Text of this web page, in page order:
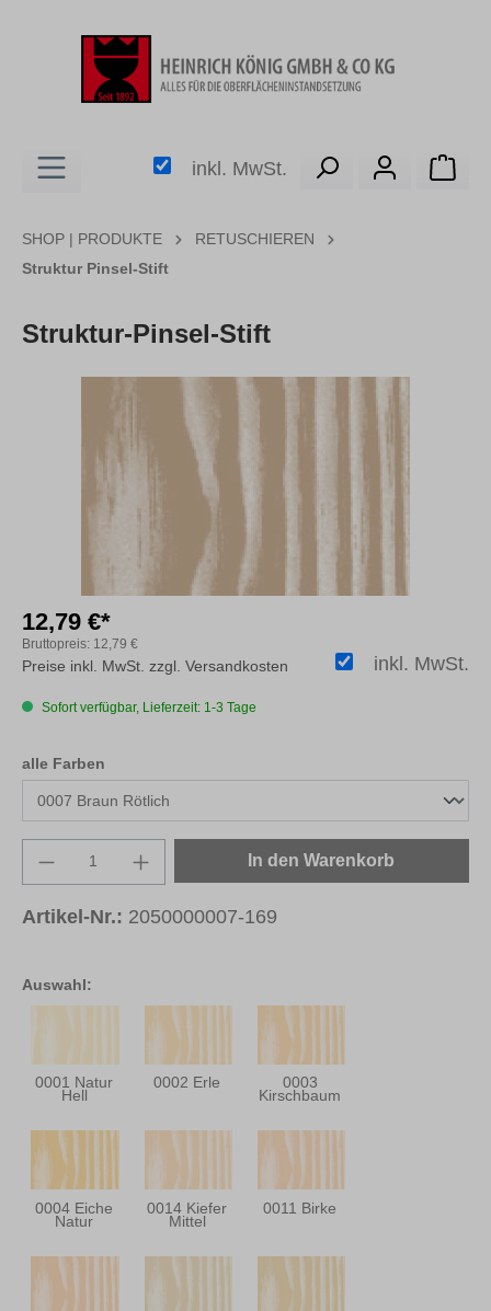
inkl. MwSt.
SHOP | PRODUKTE
RETUSCHIEREN
Struktur Pinsel-Stift
Struktur-Pinsel-Stift
Bildergalerie überspringen
Auswahl:
0001 Natur
Hell
0002 Erle 0003
Kirschbaum
0004 Eiche
Natur
0014 Kiefer
Mittel
0011 Birke
12,79 €*
Bruttopreis: 12,79 €
inkl. MwSt.
Preise inkl. MwSt. zzgl. Versandkosten
Sofort verfügbar, Lieferzeit: 1-3 Tage
alle Farben
Produkt Anzahl: Gib den gewünschten
In den Warenkorb
Artikel-Nr.: 2050000007-169